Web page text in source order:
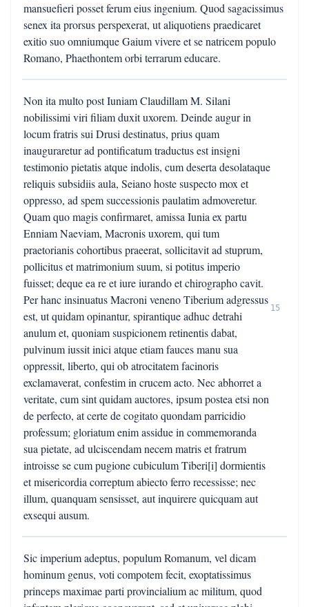
mansuefieri posset ferum eius ingenium. Quod sagacissimus
senex ita prorsus perspexerat, ut aliquotiens praedicaret
exitio suo omniumque Gaium vivere et se natricem populo
Romano, Phaethontem orbi terrarum educare.
Non ita multo post Iuniam Claudillam M. Silani
nobilissimi viri filiam duxit uxorem. Deinde augur in
locum fratris sui Drusi destinatus, prius quam
inauguraretur ad pontificatum traductus est insigni
testimonio pietatis atque indolis, cum deserta desolataque
reliquis subsidiis aula, Seiano hoste suspecto mox et
oppresso, ad spem successionis paulatim admoveretur.
Quam quo magis confirmaret, amissa Iunia ex partu
Enniam Naeviam, Macronis uxorem, qui tum
praetorianis cohortibus praeerat, sollicitavit ad stuprum,
pollicitus et matrimonium suum, si potitus imperio
fuisset; deque ea re et iure iurando et chirographo cavit.
Per hanc insinuatus Macroni veneno Tiberium adgressus
est, ut quidam opinantur, spirantique adhuc detrahi
anulum et, quoniam suspicionem retinentis dabat,
pulvinum iussit inici atque etiam fauces manu sua
oppressit, liberto, qui ob atrocitatem facinoris
exclamaverat, confestim in crucem acto. Nec abhorret a
veritate, cum sint quidam auctores, ipsum postea etsi non
de perfecto, at certe de cogitato quondam parricidio
professum; gloriatum enim assidue in commemoranda
sua pietate, ad ulciscendam necem matris et fratrum
introisse se cum pugione cubiculum Tiberi[i] dormientis
et misericordia correptum abiecto ferro recessisse; nec
illum, quanquam sensisset, aut inquirere quicquam aut
exsequi ausum.
15
Sic imperium adeptus, populum Romanum, vel dicam
hominum genus, voti compotem fecit, exoptatissimus
princeps maximae parti provincialium ac militum, quod